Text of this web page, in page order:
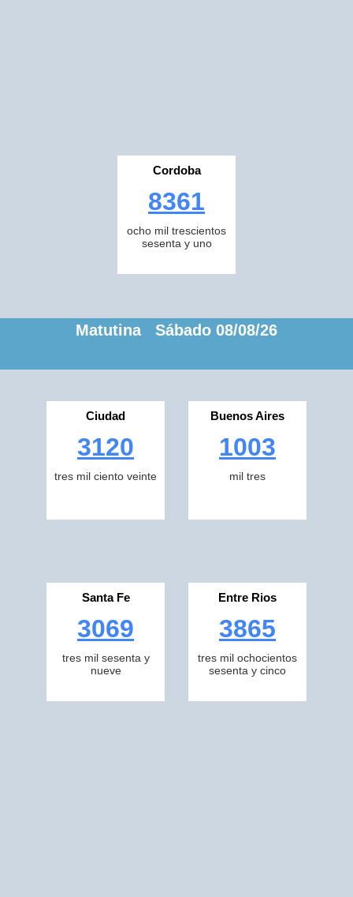
Cordoba
8361
ocho mil trescientos
sesenta y uno
Matutina Sábado 08/08/26
Ciudad
3120
tres mil ciento veinte
Buenos Aires
1003
mil tres
Santa Fe
3069
tres mil sesenta y
nueve
Entre Rios
3865
tres mil ochocientos
sesenta y cinco